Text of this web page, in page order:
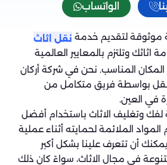
الواتساب
موثوقة لتقديم خدمة نقل اثاث
اثاثك وتلتزم بالمعايير العالمية
المناسب. نحن في شركة أركان
بواسطة فريق متكامل من
في العين.
لفك وتغليف الاثاث باستخدام أفضل
الملائمة لحمايته أثناء عملية
أن تتعرف علينا بشكل أكبر
في مجال الاثاث، سواءً كان ذلك